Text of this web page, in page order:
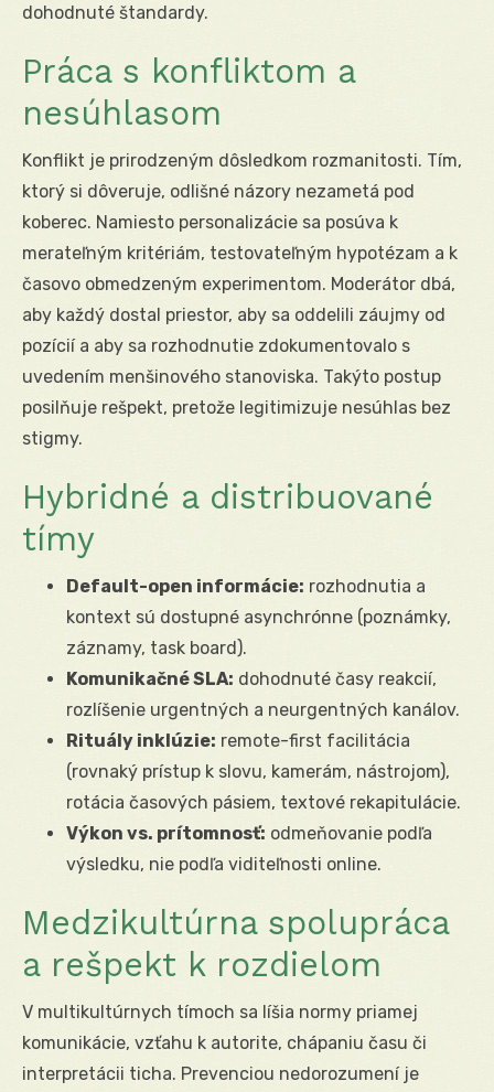
dohodnuté štandardy.
Práca s konfliktom a
nesúhlasom
Konflikt je prirodzeným dôsledkom rozmanitosti. Tím,
ktorý si dôveruje, odlišné názory nezametá pod
koberec. Namiesto personalizácie sa posúva k
merateľným kritériám, testovateľným hypotézam a k
časovo obmedzeným experimentom. Moderátor dbá,
aby každý dostal priestor, aby sa oddelili záujmy od
pozícií a aby sa rozhodnutie zdokumentovalo s
uvedením menšinového stanoviska. Takýto postup
posilňuje rešpekt, pretože legitimizuje nesúhlas bez
stigmy.
Hybridné a distribuované
tímy
Default-open informácie: rozhodnutia a
kontext sú dostupné asynchrónne (poznámky,
záznamy, task board).
Komunikačné SLA: dohodnuté časy reakcií,
rozlíšenie urgentných a neurgentných kanálov.
Rituály inklúzie: remote-first facilitácia
(rovnaký prístup k slovu, kamerám, nástrojom),
rotácia časových pásiem, textové rekapitulácie.
Výkon vs. prítomnosť: odmeňovanie podľa
výsledku, nie podľa viditeľnosti online.
Medzikultúrna spolupráca
a rešpekt k rozdielom
V multikultúrnych tímoch sa líšia normy priamej
komunikácie, vzťahu k autorite, chápaniu času či
interpretácii ticha. Prevenciou nedorozumení je